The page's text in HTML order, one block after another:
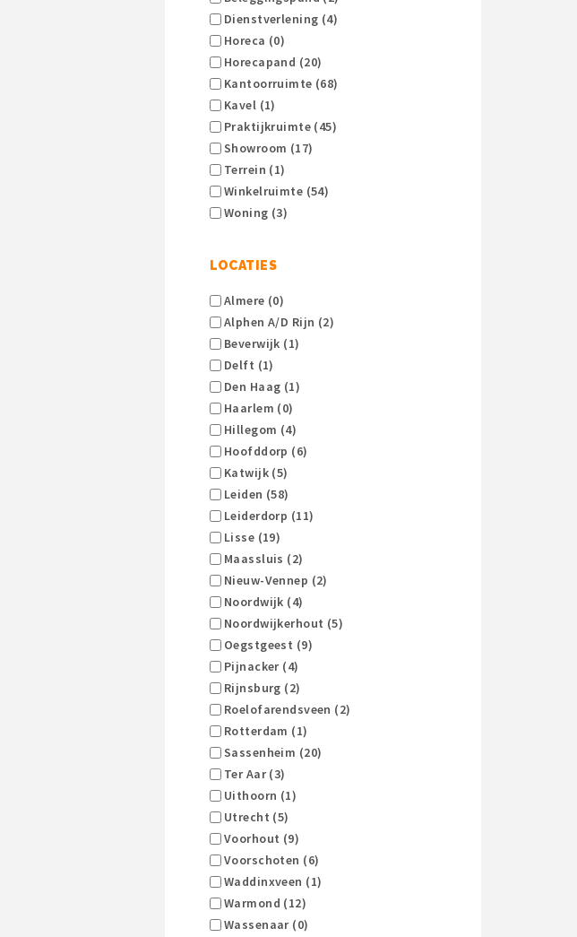
Dienstverlening (4)
Horeca (0)
Horecapand (20)
Kantoorruimte (68)
Kavel (1)
Praktijkruimte (45)
Showroom (17)
Terrein (1)
Winkelruimte (54)
Woning (3)
LOCATIES
Almere (0)
Alphen A/d Rijn (2)
Beverwijk (1)
Delft (1)
Den Haag (1)
Haarlem (0)
Hillegom (4)
Hoofddorp (6)
Katwijk (5)
Leiden (58)
Leiderdorp (11)
Lisse (19)
Maassluis (2)
Nieuw-Vennep (2)
Noordwijk (4)
Noordwijkerhout (5)
Oegstgeest (9)
Pijnacker (4)
Rijnsburg (2)
Roelofarendsveen (2)
Rotterdam (1)
Sassenheim (20)
Ter Aar (3)
Uithoorn (1)
Utrecht (5)
Voorhout (9)
Voorschoten (6)
Waddinxveen (1)
Warmond (12)
Wassenaar (0)